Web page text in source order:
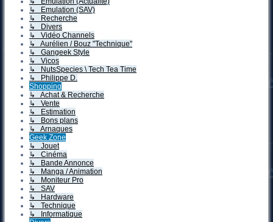
↳ Emulation (SAV)
↳ Recherche
↳ Divers
↳ Vidéo Channels
↳ Aurélien / Bouz "Technique"
↳ Gangeek Style
↳ Vicos
↳ NutsSpecies \ Tech Tea Time
↳ Philippe D.
Shopping
↳ Achat & Recherche
↳ Vente
↳ Estimation
↳ Bons plans
↳ Arnaques
Geek Zone
↳ Jouet
↳ Cinéma
↳ Bande Annonce
↳ Manga / Animation
↳ Moniteur Pro
↳ SAV
↳ Hardware
↳ Technique
↳ Informatique